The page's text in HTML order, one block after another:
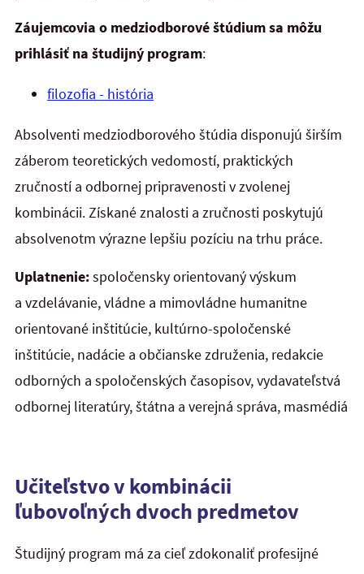
Záujemcovia o medziodborové štúdium sa môžu
prihlásiť na študijný program:
filozofia - história
Absolventi medziodborového štúdia disponujú širším
záberom teoretických vedomostí, praktických
zručností a odbornej pripravenosti v zvolenej
kombinácii. Získané znalosti a zručnosti poskytujú
absolvenotm výrazne lepšiu pozíciu na trhu práce.
Uplatnenie:spoločensky orientovaný výskum
a vzdelávanie, vládne a mimovládne humanitne
orientované inštitúcie, kultúrno-spoločenské
inštitúcie, nadácie a občianske združenia, redakcie
odborných a spoločenských časopisov, vydavateľstvá
odbornej literatúry, štátna a verejná správa, masmédiá
Učiteľstvo v kombinácii
ľubovoľných dvoch predmetov
Študijný program má za cieľ zdokonaliť profesijné